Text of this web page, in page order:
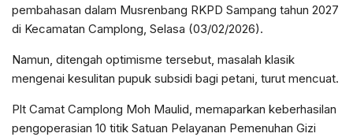
pembahasan dalam Musrenbang RKPD Sampang tahun 2027
di Kecamatan Camplong, Selasa (03/02/2026).
Namun, ditengah optimisme tersebut, masalah klasik
mengenai kesulitan pupuk subsidi bagi petani, turut mencuat.
Plt Camat Camplong Moh Maulid, memaparkan keberhasilan
pengoperasian 10 titik Satuan Pelayanan Pemenuhan Gizi